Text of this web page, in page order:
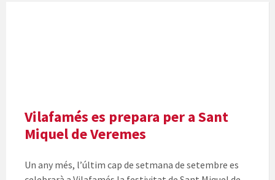
Vilafamés es prepara per a Sant
Miquel de Veremes
Un any més, l’últim cap de setmana de setembre es